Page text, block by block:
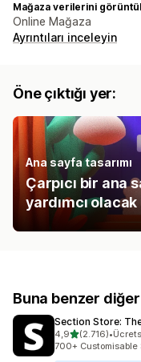
Mağaza verilerini
Online Mağaza
Ayrıntıları inceleyin
Öne çıktığı yer:
Ana sayfa tasarımı
Çarpıcı bir ana
yardımcı
Buna benzer
Section Store:
4,95 yıldız
(2.716)
toplam 2716 •
700+